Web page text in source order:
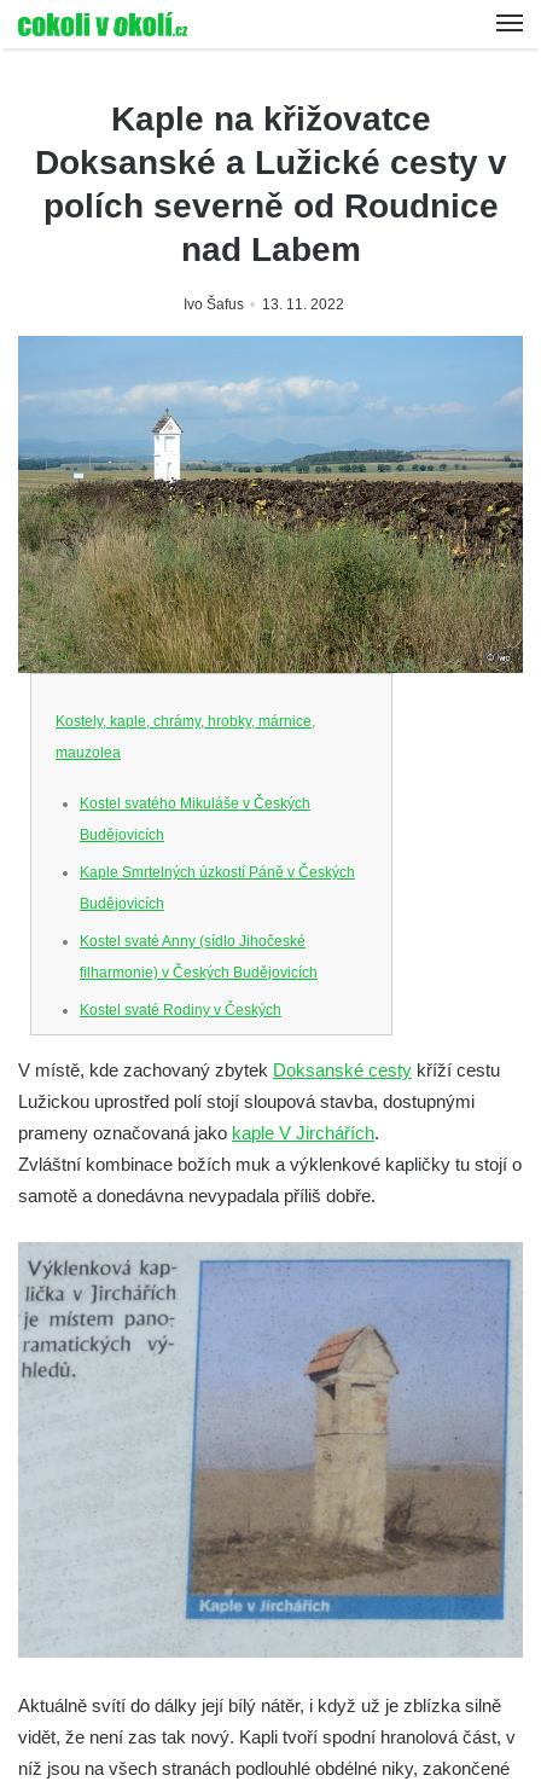
Kaple na křižovatce
Doksanské a Lužické cesty v
polích severně od Roudnice
nad Labem
Ivo Šafus 13. 11. 2022
Kostely, kaple, chrámy, hrobky, márnice,
mauzolea
Kostel svatého Mikuláše v Českých
Budějovicích
Kaple Smrtelných úzkostí Páně v Českých
Budějovicích
Kostel svaté Anny (sídlo Jihočeské
filharmonie) v Českých Budějovicích
Kostel svaté Rodiny v Českých
Budějovicích
Kostel Obětování Panny Marie u kláštera
dominikánů v Českých Budějovicích
Kostel Všech svatých v Kamenném Újezdě
Bývalý kostel svatých Filipa a Jakuba na
náměstí J. V. Kamarýta ve Velešíně
Kaple na hřbitově ve Velešíně
Márnice na hřbitově ve Velešíně
Kostel svatého Václava ve Velešíně
Kostel svatého Ducha v poutním areálu
Křížová cesta Římov – XXV. kaple – Boží
Křížová cesta Římov – XXIV. kaple – Pieta
Křížová cesta Římov – XXIII. kaple –
Křížová cesta Římov – XXII. kaple – Šimon
Cyrénský pomáhá Ježíši nést kříž
V místě, kde zachovaný zbytek Doksanské cesty kříží cestu
Lužickou uprostřed polí stojí sloupová stavba, dostupnými
prameny označovaná jako kaple V Jirchářích.
Zvláštní kombinace božích muk a výklenkové kapličky tu stojí o
samotě a donedávna nevypadala příliš dobře.
Aktuálně svítí do dálky její bílý nátěr, i když už je zblízka silně
vidět, že není zas tak nový. Kapli tvoří spodní hranolová část, v
níž jsou na všech stranách podlouhlé obdélné niky, zakončené